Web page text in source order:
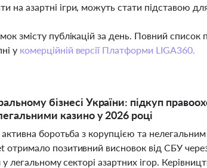
на азартні ігри, можуть стати підставою
змісту публікацій за день. Повний
у комерційній версії Платформи LIGA360.
бізнесі України: підкуп
казино у 2026 році
боротьба з корупцією та
позитивний висновок від СБУ
легальному секторі азартних ігор.